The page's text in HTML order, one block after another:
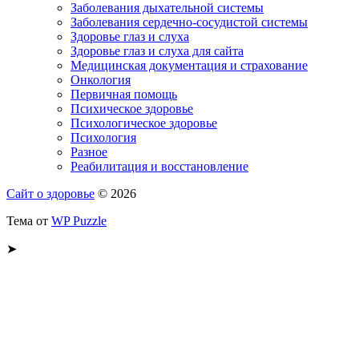
Заболевания дыхательной системы
Заболевания сердечно-сосудистой системы
Здоровье глаз и слуха
Здоровье глаз и слуха для сайта
Медицинская документация и страхование
Онкология
Первичная помощь
Психическое здоровье
Психологическое здоровье
Психология
Разное
Реабилитация и восстановление
Сайт о здоровье © 2026
Тема от WP Puzzle
➤